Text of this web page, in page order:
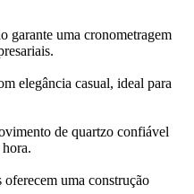
garante uma cronometragem
elegância casual, ideal para
de quartzo confiável
uma construção